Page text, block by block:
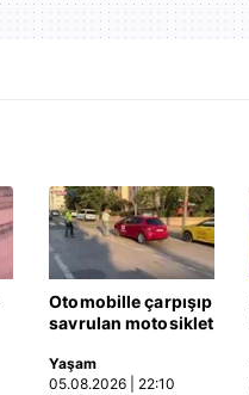
Otomobille çarpışıp
savrulan motosiklet
çarptı: 2 yaralı
Yaşam
05.08.2026 | 22:10